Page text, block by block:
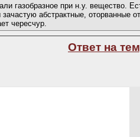
газобразное при н.у. вещество.
абстрактные, оторванные
чересчур.
Ответ на